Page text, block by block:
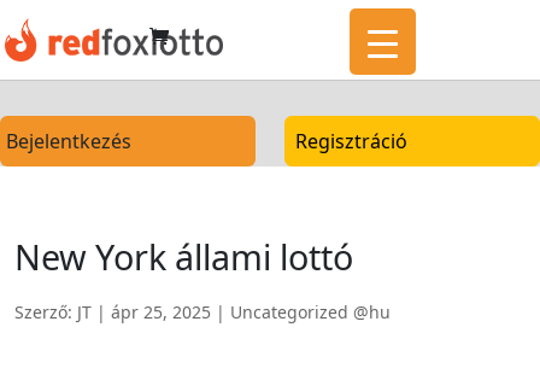
Bejelentkezés Regisztráció
New York állami lottó
Szerző: JT | ápr 25, 2025 | Uncategorized @hu